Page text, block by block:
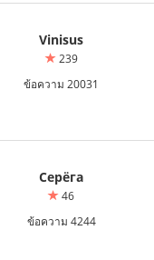
Vinisus
239
ข้อความ 20031
Серёга
46
ข้อความ 4244